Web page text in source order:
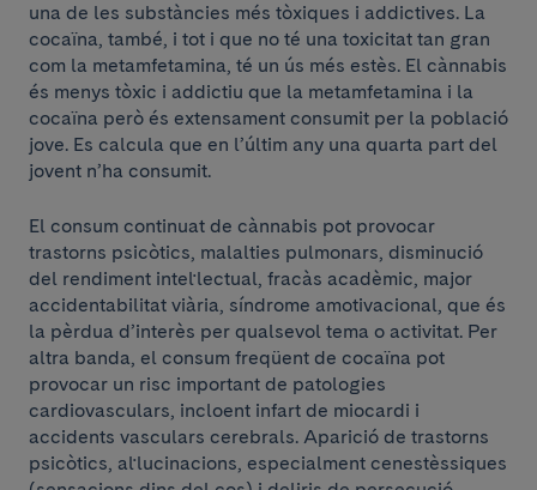
una de les substàncies més tòxiques i addictives. La
cocaïna, també, i tot i que no té una toxicitat tan gran
com la metamfetamina, té un ús més estès. El cànnabis
és menys tòxic i addictiu que la metamfetamina i la
cocaïna però és extensament consumit per la població
jove. Es calcula que en l’últim any una quarta part del
jovent n’ha consumit.
El consum continuat de cànnabis pot provocar
trastorns psicòtics, malalties pulmonars, disminució
del rendiment intel·lectual, fracàs acadèmic, major
accidentabilitat viària, síndrome amotivacional, que és
la pèrdua d’interès per qualsevol tema o activitat. Per
altra banda, el consum freqüent de cocaïna pot
provocar un risc important de patologies
cardiovasculars, incloent infart de miocardi i
accidents vasculars cerebrals. Aparició de trastorns
psicòtics, al·lucinacions, especialment cenestèssiques